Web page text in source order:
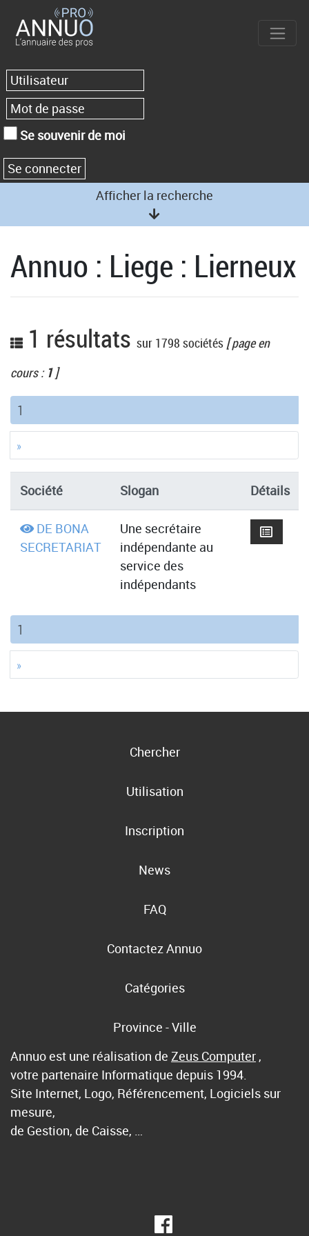
Se souvenir de moi
Afficher la recherche
Annuo : Liege : Lierneux
1 résultats sur 1798 sociétés [ page en
cours : 1]
1
»
Société Slogan Détails
DE BONA
SECRETARIAT
Une secrétaire
indépendante au
service des
indépendants
1
»
Chercher
Utilisation
Inscription
News
FAQ
Contactez Annuo
Catégories
Province - Ville
Annuo est une réalisation de Zeus Computer ,
votre partenaire Informatique depuis 1994.
Site Internet, Logo, Référencement, Logiciels sur
mesure,
de Gestion, de Caisse, …